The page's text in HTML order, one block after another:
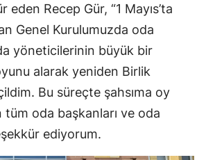
Muş
Niğde
Ordu
Sakarya
eden Recep Gür, “1 Mayıs’ta
Genel Kurulumuzda oda
yöneticilerinin büyük bir
alarak yeniden Birlik
Bu süreçte şahsıma oy
oda başkanları ve oda
ediyorum.